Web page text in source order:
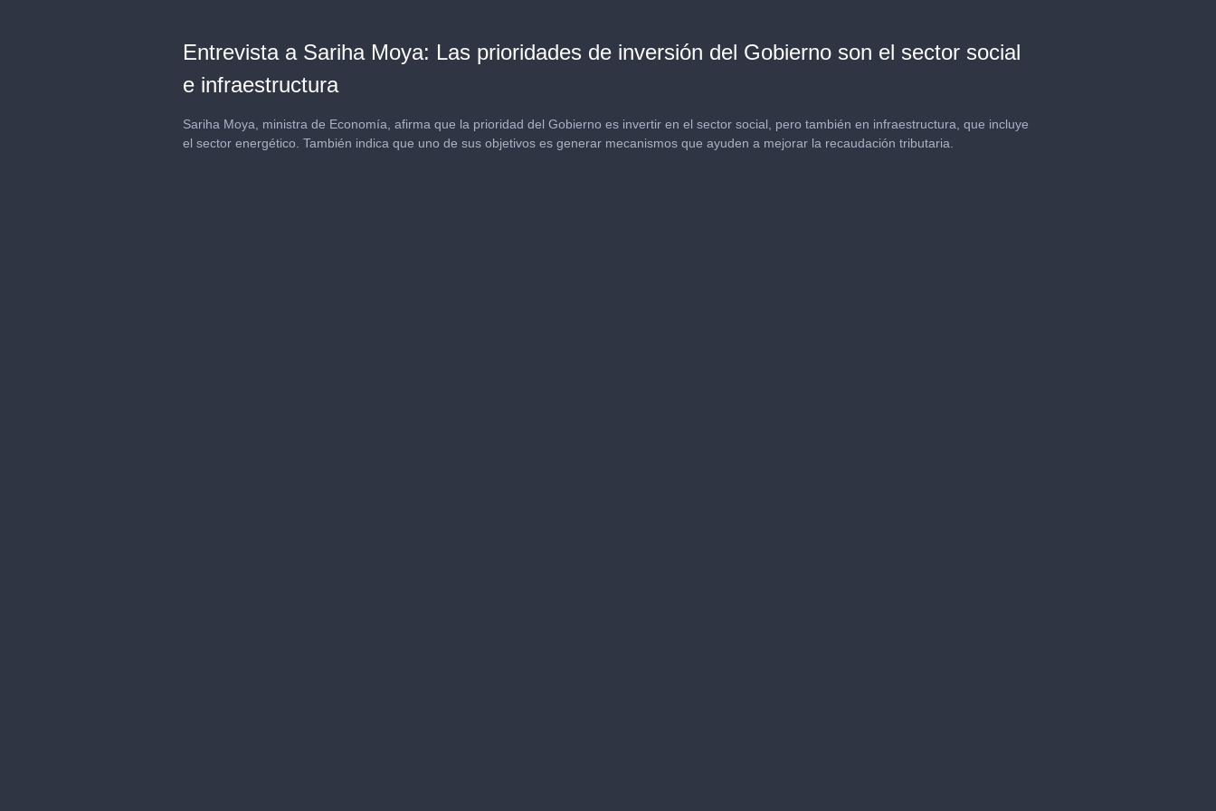
Entrevista a Sariha Moya: Las prioridades de inversión del Gobierno son el sector social
e infraestructura
Sariha Moya, ministra de Economía, afirma que la prioridad del Gobierno es invertir en el sector social, pero también en infraestructura, que incluye
el sector energético. También indica que uno de sus objetivos es generar mecanismos que ayuden a mejorar la recaudación tributaria.